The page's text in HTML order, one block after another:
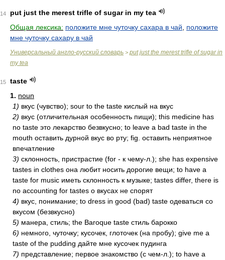
14
put just the merest trifle of sugar in my tea
Общая лексика: положите мне чуточку сахара в чай
положите
мне чуточку сахару в чай
Универсальный англо-русский словарь > put just the merest trifle of sugar in
my tea
15
taste
1. noun
1) вкус (чувство); sour to the taste кислый на вкус
2) вкус (отличительная особенность пищи); this medicine has
no taste это лекарство безвкусно; to leave a bad taste in the
mouth оставить дурной вкус во рту; fig. оставить неприятное
впечатление
3) склонность, пристрастие (for - к чему-л.); she has expensive
tastes in clothes она любит носить дорогие вещи; to have a
taste for music иметь склонность к музыке; tastes differ, there is
no accounting for tastes о вкусах не спорят
4) вкус, понимание; to dress in good (bad) taste одеваться со
вкусом (безвкусно)
5) манера, стиль; the Baroque taste стиль барокко
6) немного, чуточку; кусочек, глоточек (на пробу); give me a
taste of the pudding дайте мне кусочек пудинга
7) представление; первое знакомство (с чем-л.); to have a